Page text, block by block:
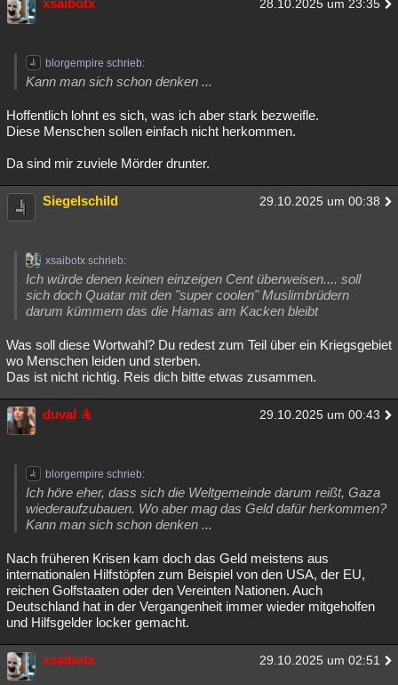
xsaibotx 28.10.2025 um 23:35
blorgempire schrieb:
Kann man sich schon denken ...
Hoffentlich lohnt es sich, was ich aber stark bezweifle.
Diese Menschen sollen einfach nicht herkommen.
Da sind mir zuviele Mörder drunter.
Siegelschild 29.10.2025 um 00:38
xsaibotx schrieb:
Ich würde denen keinen einzeigen Cent überweisen.... soll
sich doch Quatar mit den "super coolen" Muslimbrüdern
darum kümmern das die Hamas am Kacken bleibt
Was soll diese Wortwahl? Du redest zum Teil über ein Kriegsgebiet
wo Menschen leiden und sterben.
Das ist nicht richtig. Reis dich bitte etwas zusammen.
duval 29.10.2025 um 00:43
blorgempire schrieb:
Ich höre eher, dass sich die Weltgemeinde darum reißt, Gaza
wiederaufzubauen. Wo aber mag das Geld dafür herkommen?
Kann man sich schon denken ...
Nach früheren Krisen kam doch das Geld meistens aus
internationalen Hilfstöpfen zum Beispiel von den USA, der EU,
reichen Golfstaaten oder den Vereinten Nationen. Auch
Deutschland hat in der Vergangenheit immer wieder mitgeholfen
und Hilfsgelder locker gemacht.
xsaibotx 29.10.2025 um 02:51